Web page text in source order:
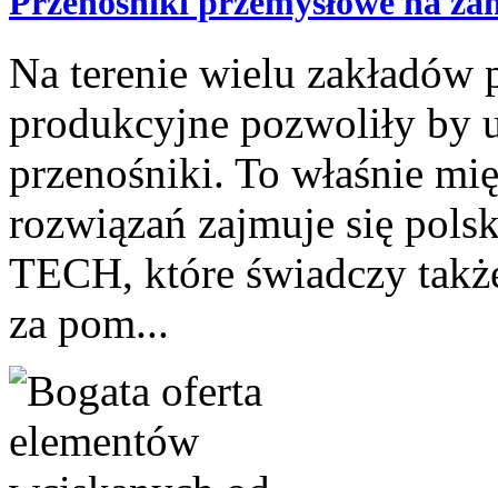
Na terenie wielu zakładów
produkcyjne pozwoliły by
przenośniki. To właśnie
rozwiązań zajmuje się
TECH, które świadczy
za pom...